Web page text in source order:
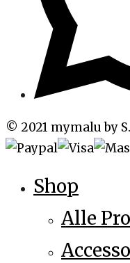
© 2021 mymalu by
Shop
Alle